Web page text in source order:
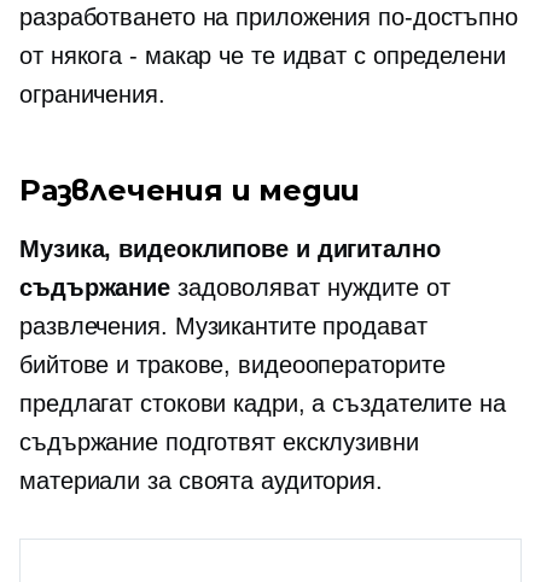
разработването на приложения по-достъпно
от някога - макар че те идват с определени
ограничения.
Развлечения и медии
Музика, видеоклипове и дигитално
съдържание задоволяват нуждите от
развлечения. Музикантите продават
бийтове и тракове, видеооператорите
предлагат стокови кадри, а създателите на
съдържание подготвят ексклузивни
материали за своята аудитория.